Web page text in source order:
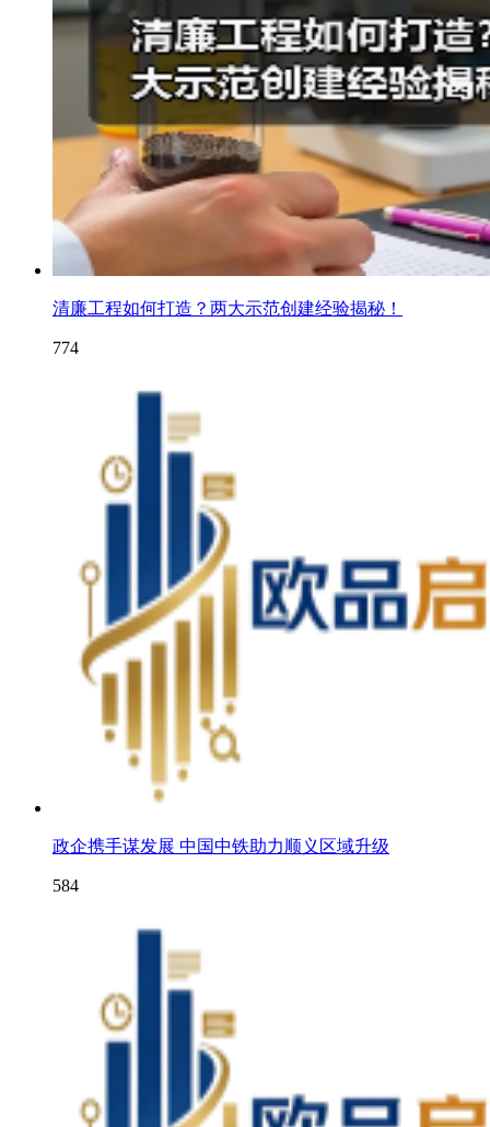
清廉工程如何打造？两大示范创建经验揭秘！
774
政企携手谋发展 中国中铁助力顺义区域升级
584